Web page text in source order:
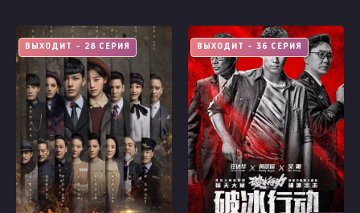
ВЫХОДИТ - 28 СЕРИЯ ВЫХОДИТ - 36 СЕРИЯ